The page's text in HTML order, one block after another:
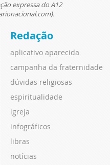
expressa do A12
Redação
aplicativo aparecida
campanha da fraternidade
dúvidas religiosas
espiritualidade
igreja
infográficos
libras
notícias